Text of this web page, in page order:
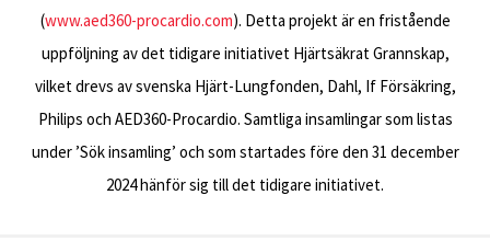
(www.aed360-procardio.com). Detta projekt är en fristående
uppföljning av det tidigare initiativet Hjärtsäkrat Grannskap,
vilket drevs av svenska Hjärt-Lungfonden, Dahl, If Försäkring,
Philips och AED360-Procardio. Samtliga insamlingar som listas
under ’Sök insamling’ och som startades före den 31 december
2024 hänför sig till det tidigare initiativet.